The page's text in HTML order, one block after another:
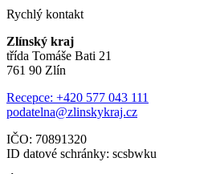
Rychlý kontakt
Zlínský kraj
třída Tomáše Bati 21
761 90 Zlín
Recepce: +420 577 043 111
podatelna@zlinskykraj.cz
IČO: 70891320
ID datové schránky: scsbwku